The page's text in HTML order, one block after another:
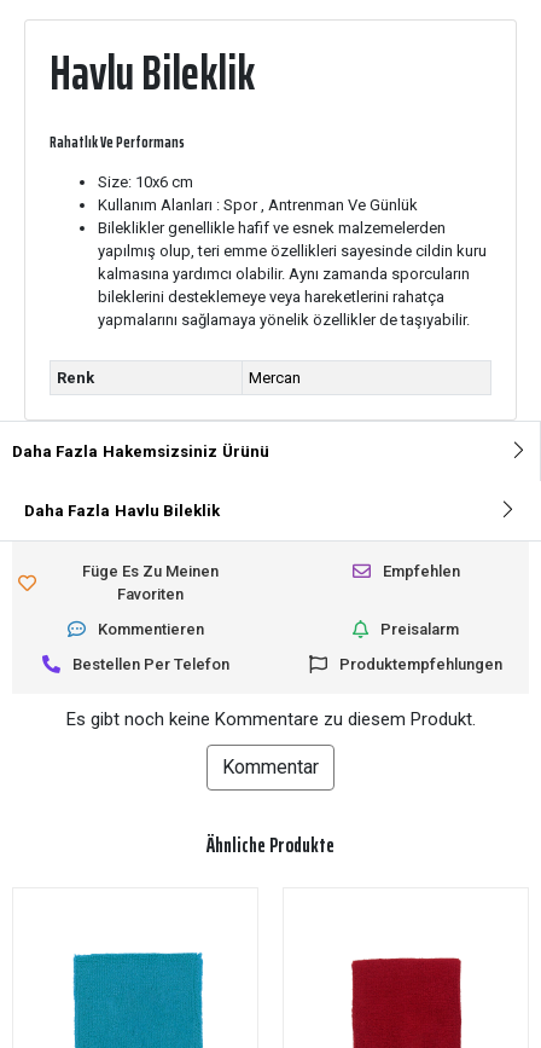
Havlu Bileklik
Rahatlık Ve Performans
Size: 10x6 cm
Kullanım Alanları : Spor , Antrenman Ve Günlük
Bileklikler genellikle hafif ve esnek malzemelerden
yapılmış olup, teri emme özellikleri sayesinde cildin kuru
kalmasına yardımcı olabilir. Aynı zamanda sporcuların
bileklerini desteklemeye veya hareketlerini rahatça
yapmalarını sağlamaya yönelik özellikler de taşıyabilir.
Renk Mercan
Daha Fazla Hakemsizsiniz Ürünü
Daha Fazla Havlu Bileklik
Füge Es Zu Meinen
Favoriten
Empfehlen
Kommentieren
Preisalarm
Bestellen Per Telefon
Produktempfehlungen
Es gibt noch keine Kommentare zu diesem Produkt.
Kommentar
Ähnliche Produkte